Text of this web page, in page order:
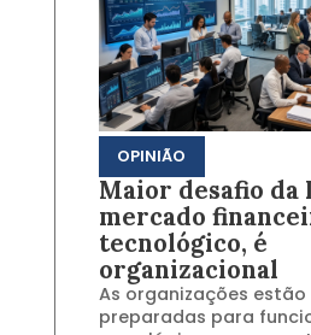
OPINIÃO
Maior desafio da
mercado
tecnológico, é
organizacional
As organizações
preparadas para